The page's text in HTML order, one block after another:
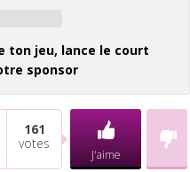
ton jeu, lance le court
sponsor
161
votes
J'aime